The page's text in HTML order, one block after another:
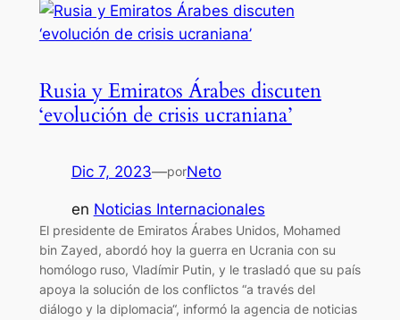
Rusia y Emiratos Árabes discuten
‘evolución de crisis ucraniana’
Dic 7, 2023—porNeto
en Noticias Internacionales
El presidente de Emiratos Árabes Unidos, Mohamed
bin Zayed, abordó hoy la guerra en Ucrania con su
homólogo ruso, Vladímir Putin, y le trasladó que su país
apoya la solución de los conflictos “a través del
diálogo y la diplomacia“, informó la agencia de noticias